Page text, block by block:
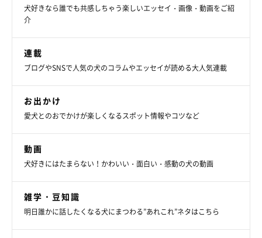
犬好きなら誰でも共感しちゃう楽しいエッセイ・画像・動画をご紹
介
連載
ブログやSNSで人気の犬のコラムやエッセイが読める大人気連載
お出かけ
愛犬とのおでかけが楽しくなるスポット情報やコツなど
動画
犬好きにはたまらない！かわいい・面白い・感動の犬の動画
雑学・豆知識
明日誰かに話したくなる犬にまつわる”あれこれ”ネタはこちら